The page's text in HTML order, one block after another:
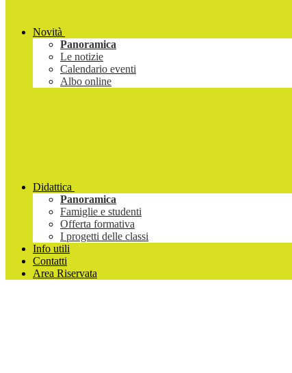
Novità
Panoramica
Le notizie
Calendario eventi
Albo online
Didattica
Panoramica
Famiglie e studenti
Offerta formativa
I progetti delle classi
Info utili
Contatti
Area Riservata